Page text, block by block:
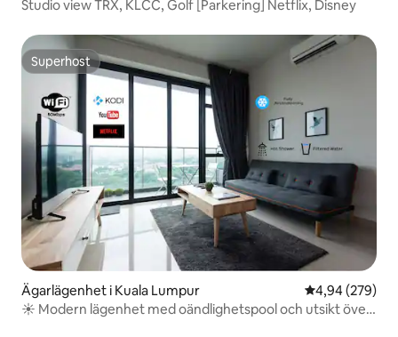
Studio view TRX, KLCC, Golf [Parkering] Netflix, Disney
Superhost
Superhost
Ägarlägenhet i Kuala Lumpur 4,94 av 5 i
4,94 (279)
☀ Modern lägenhet med oändlighetspool och utsikt över